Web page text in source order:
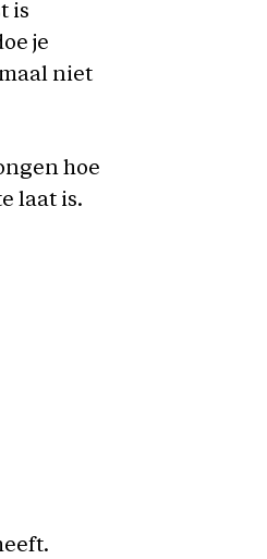
is
je
niet
hoe
laat is.